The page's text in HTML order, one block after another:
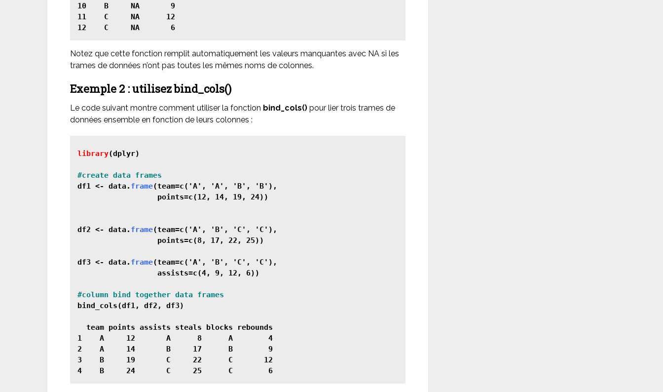
10    B     NA       9
11    C     NA      12
Notez que cette fonction remplit automatiquement les valeurs manquantes avec NA si les
trames de données n’ont pas toutes les mêmes noms de colonnes.
Exemple 2 : utilisez bind_cols()
Le code suivant montre comment utiliser la fonction bind_cols() pour lier trois trames de
données ensemble en fonction de leurs colonnes :
library(dplyr)
df1 <- data. frame(team=c('A', 'A', 'B', 'B'),
                  points=c(12, 14, 19, 24))
df2 <- data. frame(team=c('A', 'B', 'C', 'C'),
                  points=c(8, 17, 22, 25))
df3 <- data. frame(team=c('A', 'B', 'C', 'C'),
                  assists=c(4, 9, 12, 6))
bind_cols(df1, df2, df3)
  team points assists steals blocks rebounds
1    A     12       A      8      A        4
2    A     14       B     17      B        9
3    B     19       C     22      C       12